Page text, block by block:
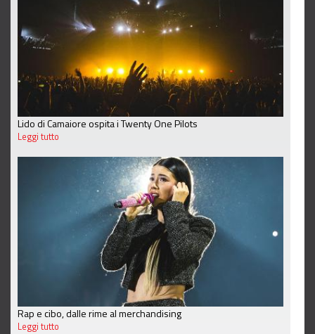
Lido di Camaiore ospita i Twenty One Pilots
Leggi tutto
Rap e cibo, dalle rime al merchandising
Leggi tutto